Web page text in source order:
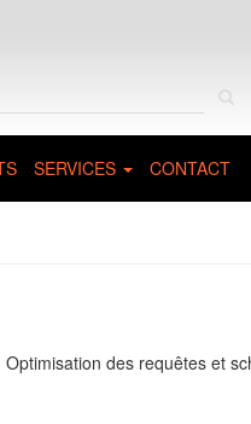
SERVICES CONTACT
des requêtes et